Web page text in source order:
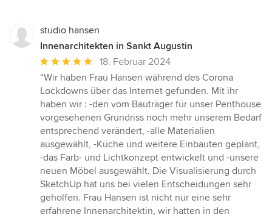
studio hansen
Innenarchitekten in Sankt Augustin
Durchschnittliche
Bewertung:
5
von
5
Sternen
18. Februar 2024
“Wir haben Frau Hansen während des Corona
Lockdowns über das Internet gefunden. Mit ihr
haben wir : -den vom Bauträger für unser Penthouse
vorgesehenen Grundriss noch mehr unserem Bedarf
entsprechend verändert, -alle Materialien
ausgewählt, -Küche und weitere Einbauten geplant,
-das Farb- und Lichtkonzept entwickelt und -unsere
neuen Möbel ausgewählt. Die Visualisierung durch
SketchUp hat uns bei vielen Entscheidungen sehr
geholfen. Frau Hansen ist nicht nur eine sehr
erfahrene Innenarchitektin, wir hatten in den